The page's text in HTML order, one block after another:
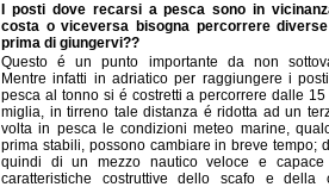
I posti dove recarsi a pesca sono in
costa o viceversa bisogna percorrere
prima di giungervi??
Questo é un punto importante da non
Mentre infatti in adriatico per raggiungere i
pesca al tonno si é costretti a percorrere dalle
miglia, in tirreno tale distanza é ridotta ad un
volta in pesca le condizioni meteo marine,
prima stabili, possono cambiare in breve tempo;
quindi di un mezzo nautico veloce e
caratteristiche costruttive dello scafo e della